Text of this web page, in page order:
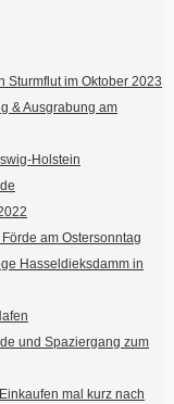
Sturmflut im Oktober 2023
& Ausgrabung am
Holstein
am Ostersonntag
Hasseldieksdamm in
und Spaziergang zum
mal kurz nach